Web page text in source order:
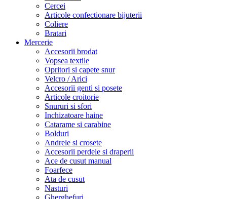
Cercei
Articole confectionare bijuterii
Coliere
Bratari
Mercerie
Accesorii brodat
Vopsea textile
Opritori si capete snur
Velcro / Arici
Accesorii genti si posete
Articole croitorie
Snururi si sfori
Inchizatoare haine
Catarame si carabine
Bolduri
Andrele si crosete
Accesorii perdele si draperii
Ace de cusut manual
Foarfece
Ata de cusut
Nasturi